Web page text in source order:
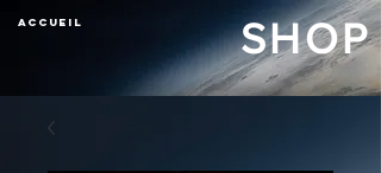
ACCUEIL SHOP